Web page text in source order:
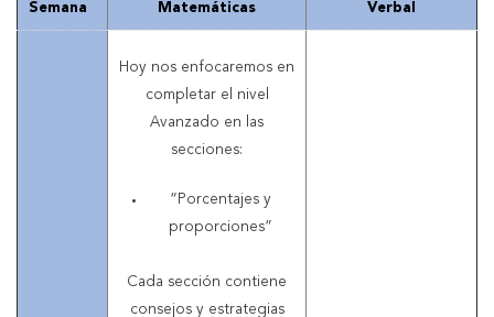
Semana Matemáticas Verbal
Hoy nos enfocaremos en
completar el nivel
Avanzado en las
secciones:
“Porcentajes y
proporciones”
Cada sección contiene
consejos y estrategias